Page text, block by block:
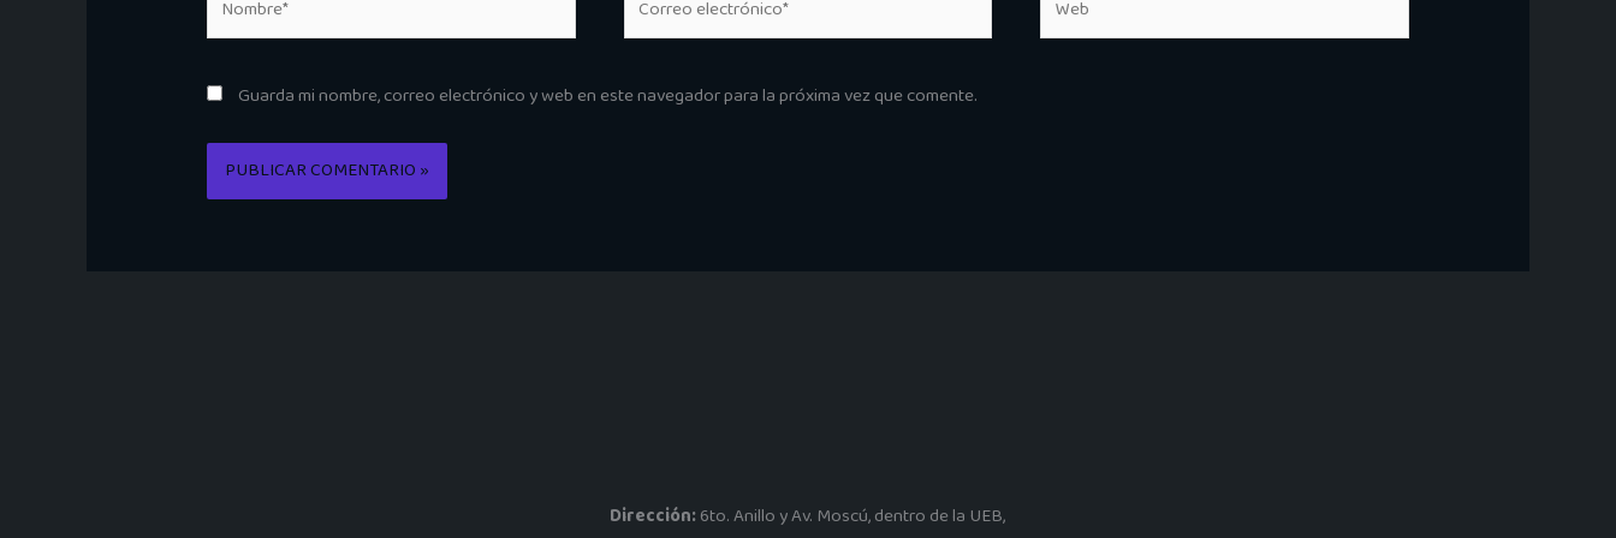
electrónico*
Guarda mi nombre, correo electrónico y web en este navegador para la próxima vez que comente.
Dirección:6to. Anillo y Av. Moscú, dentro de la UEB,